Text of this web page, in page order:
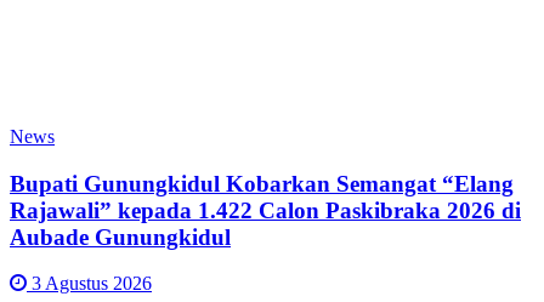
News
Bupati Gunungkidul Kobarkan Semangat “Elang
Rajawali” kepada 1.422 Calon Paskibraka 2026 di
Aubade Gunungkidul
3 Agustus 2026